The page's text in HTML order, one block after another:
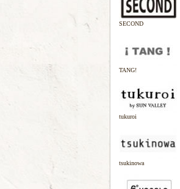
SECOND
TANG!
tukuroi
tsukinowa